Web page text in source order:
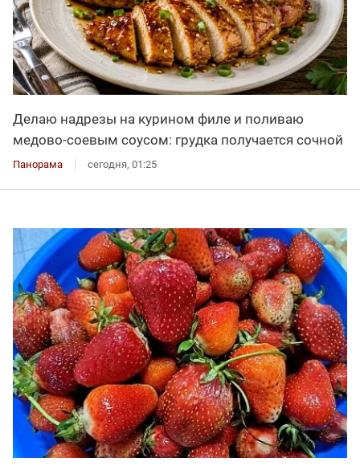
Делаю надрезы на курином филе и поливаю
медово-соевым соусом: грудка получается сочной
Панорама сегодня, 01:25